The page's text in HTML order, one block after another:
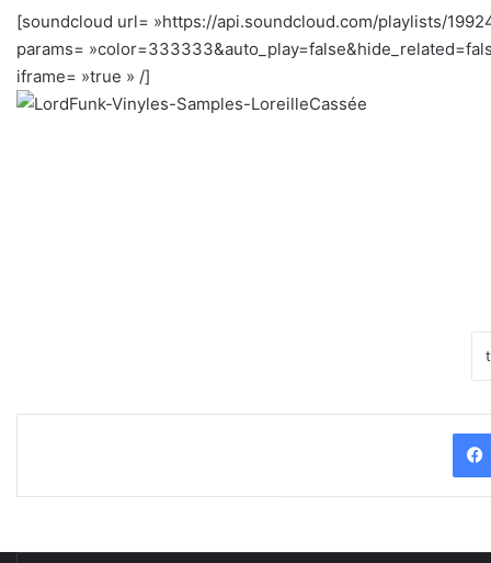
[soundcloud url= »https://api.soundcloud.com/playlists/
params=
iframe= »true » /]